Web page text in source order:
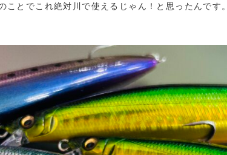
とでこれ絶対川で使えるじゃん！と思ったんです。